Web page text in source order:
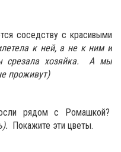
соседству с красивыми
к ней, а не к ним и
срезала хозяйка. А мы
проживут)
рядом с Ромашкой?
Покажите эти цветы.